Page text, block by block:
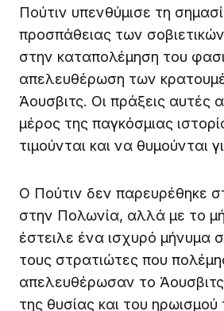
Πούτιν υπενθύμισε τη
προσπάθειας των
στην καταπολέμηση του
απελευθέρωση των
Άουσβιτς. Οι πράξεις αυτές
μέρος της παγκόσμιας
τιμούνται και να θυμούνται
Ο Πούτιν δεν παρευρέθηκε
στην Πολωνία, αλλά με το
έστειλε ένα ισχυρό μήνυμα
τους στρατιώτες που
απελευθέρωσαν το
της θυσίας και του ηρωισμού